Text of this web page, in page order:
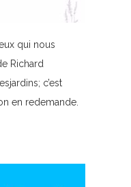
qui nous
Richard
c’est
en redemande.